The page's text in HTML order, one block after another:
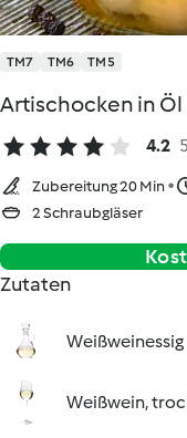
TM7 TM6 TM5
Artischocken in Öl
4.2
Zubereitung 20 Min
2 Schraubgläser
Zutaten
Weißweinessig
Weißwein,